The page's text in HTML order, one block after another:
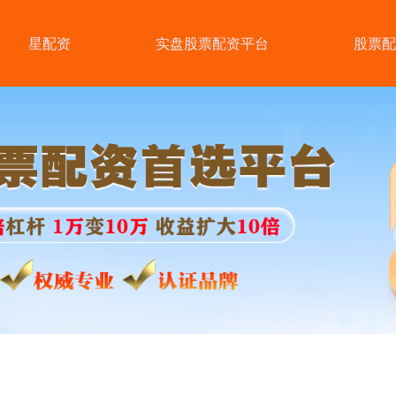
星配资 实盘股票配资平台 股票